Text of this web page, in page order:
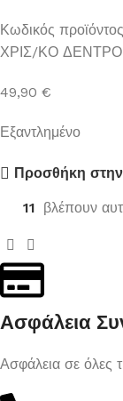
Κωδικός
ΧΡΙΣ/ΚΟ ΔΕΝΤΡΟ
49,90 €
Εξαντλημένο
Προσθήκη
11 βλέπουν
Ασφάλεια
Ασφάλεια σε όλες